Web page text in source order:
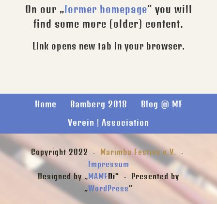
On our „former homepage“ you will
find some more (older) content.
Link opens new tab in your browser.
Home Bamberg 2018
Blog @ MF
Verein | Association
Copyright 2022 · Marimba Festiva e.V.
·
Impressum
Designed by „MAMEDi“ · Presented by
„WordPress“